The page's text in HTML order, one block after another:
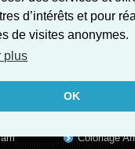
d’intérêts et pour
de visites anonymes.
plus
OKColoriage
Coloriage